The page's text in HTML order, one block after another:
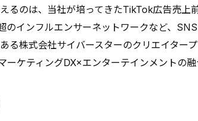
るのは、当社が培ってきたTikTok広告売
のインフルエンサーネットワークなど、
る株式会社サイバースターのクリエイター
ーケティングDX×エンターテインメントの